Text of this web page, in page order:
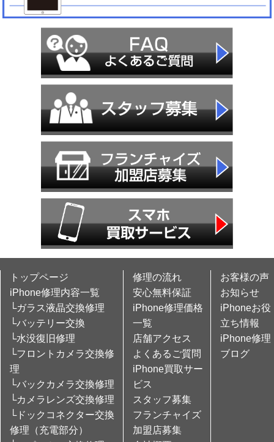
トップページ
iPhone修理内容一覧
└ガラス液晶交換修理
└バッテリー交換
└水没復旧修理
└フロントカメラ交換修
理
└バックカメラ交換修理
└カメラレンズ交換修理
└ドックコネクター交換
修理（充電部分）
修理の流れ
安心無料保証
iPhone修理価格
一覧
店舗アクセス
よくあるご質問
iPhone買取サー
ビス
スタッフ募集
フランチャイズ
加盟店募集
お客様の声
お知らせ
iPhoneお役
立ち情報
iPhone修理
ブログ